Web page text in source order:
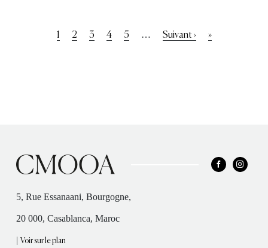
Page
1 Page
2 Page
3 Page
4 Page
5 …
Page
Suivant ›
Dernière
»
5, Rue Essanaani, Bourgogne,
20 000, Casablanca, Maroc
|Voir sur le plan